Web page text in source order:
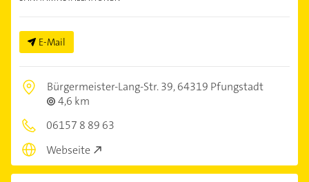
E-Mail
Bürgermeister-Lang-Str. 39,64319 Pfungstadt
4,6 km
06157 8 89 63
Webseite